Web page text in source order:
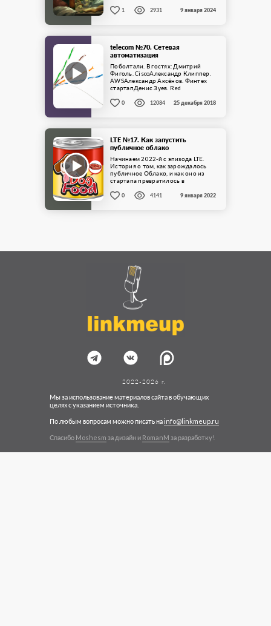
1 2931 9 января 2024
telecom №70. Сетевая
автоматизация
Поболтали. В гостях: Дмитрий
Фиголь. CiscoАлександр Клиппер.
AWSАлександр Аксёнов. Финтех
стартапДенис Зуев. Red
ЯндексПро что: Сетевая
0 12084 25 декабря 2018
LTE №17. Как запустить
публичное облако
Начинаем 2022-й с эпизода LTE.
История о том, как зарождалось
публичное Облако, и как оно из
стартапа превратилось в
увеличившись с ...
0 4141 9 января 2022
2022-2026 г.
Мы за использование материалов сайта в обучающих
целях с указанием источника.
По любым вопросам можно писать наinfo@linkmeup.ru
Спасибо Moshesm за дизайн и RomanM за разработку!